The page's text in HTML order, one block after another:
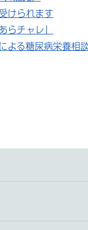
けられます
らチャレ」
よる糖尿病栄養相